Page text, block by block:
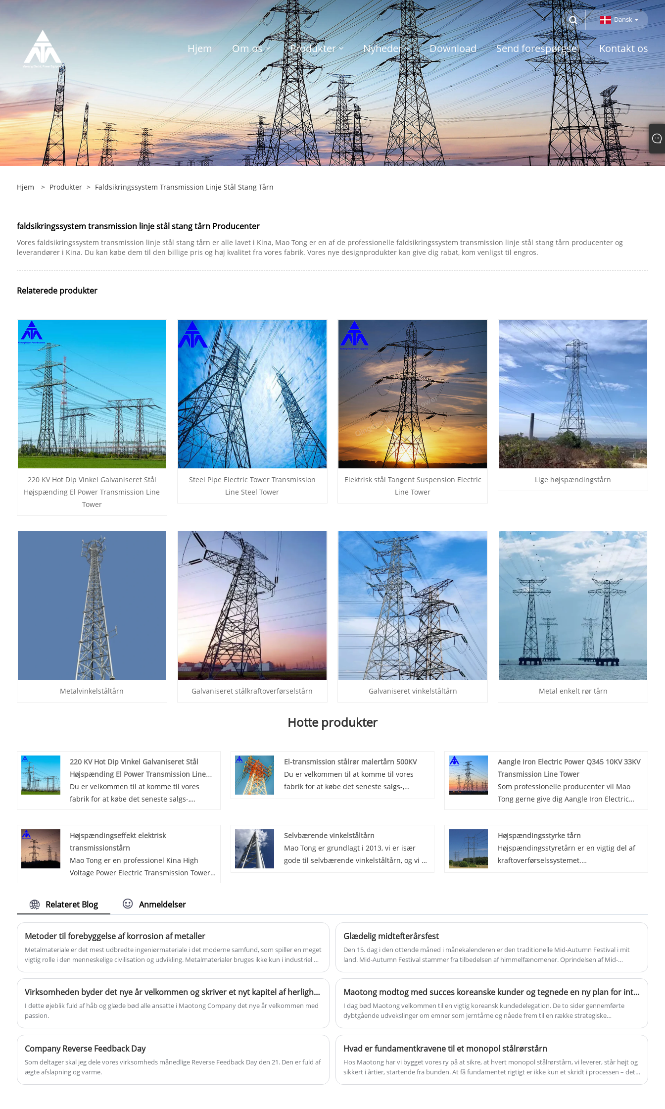
Dansk
Hjem Om os Produkter Nyheder Download Send forespørgsel Kontakt os
Hjem > Produkter > Faldsikringssystem Transmission Linje Stål Stang Tårn
faldsikringssystem transmission linje stål stang tårn Producenter
Vores faldsikringssystem transmission linje stål stang tårn er alle lavet i Kina, Mao Tong er en af ​​de professionelle faldsikringssystem transmission linje stål stang tårn producenter og
leverandører i Kina. Du kan købe dem til den billige pris og høj kvalitet fra vores fabrik. Vores nye designprodukter kan give dig rabat, kom venligst til engros.
Relaterede produkter
220 KV Hot Dip Vinkel Galvaniseret Stål
Højspænding El Power Transmission Line
Tower
Steel Pipe Electric Tower Transmission
Line Steel Tower
Elektrisk stål Tangent Suspension Electric
Line Tower
Lige højspændingstårn
Metalvinkelståltårn Galvaniseret stålkraftoverførselstårn Galvaniseret vinkelståltårn Metal enkelt rør tårn
Hotte produkter
220 KV Hot Dip Vinkel Galvaniseret Stål
Højspænding El Power Transmission Line
Tower
Du er velkommen til at komme til vores
fabrik for at købe det seneste salgs-,
Power Transmission Line Tower, Mao Tong
ser frem til at samarbejde med dig. Mao
Tong bruger aktivt videnskabelige og
tekniske midler til at sikre produktkvalitet
El-transmission stålrør malertårn 500KV
Du er velkommen til at komme til vores
fabrik for at købe det seneste salgs-,
dig. Vi har kunder fra både
hjemmemarkedet og oversøiske marked.
Aangle Iron Electric Power Q345 10KV 33KV
Transmission Line Tower
Som professionelle producenter vil Mao
Tong gerne give dig Aangle Iron Electric
eftersalgsservice og rettidig levering.
Funktioner:
1. Forskellige tårne ​​er rumramme struktur.
råbolt.
praktisk til transport og
konstruktionsopførelse.
4. Vi sætter fodsøm på det ene af
bygningsarbejderne at klatre op på tårnet
til drift
Transmissionsvinkel Jernlinjetårn trekantet
gittermast grundlæggende oplysninger om
ståltårnets nøglespecifikationer/særlige
funktioner: applikationer: velegnet til alle
former for indendørs og udendørs
arbejdspladser også elektrisk kraft,
Højspændingseffekt elektrisk
transmissionstårn
Mao Tong er en professionel Kina High
Voltage Power Electric Transmission Tower
efter det bedste High Voltage Power Electric
Transmission Tower med lav pris, så kontakt
os nu!
Selvbærende vinkelståltårn
Mao Tong er grundlagt i 2013, vi er især
gode til selvbærende vinkelståltårn, og vi er
telekommunikation, eltransmission og
endda meteorologiske observationer.
Konstrueret primært af vinkelstål, er disse
tårne ​​kendt for deres exceptionelle styrke-
til-vægt-forhold og evne til at modstå
barske miljøforhold, herunder kraftig vind,
kraftigt snefald og seismiske aktiviteter.
Højspændingsstyrke tårn
Højspændingsstyretårn er en vigtig del af
kraftoverførselssystemet.
til forskellige regioner.
Relateret Blog Anmeldelser
Metoder til forebyggelse af korrosion af metaller
Metalmateriale er det mest udbredte ingeniørmateriale i det moderne samfund, som spiller en meget
vigtig rolle i den menneskelige civilisation og udvikling. Metalmaterialer bruges ikke kun i industriel og
bruges hele tiden.
Glædelig midtefterårsfest
Den 15. dag i den ottende måned i månekalenderen er den traditionelle Mid-Autumn Festival i mit
land. Mid-Autumn Festival stammer fra tilbedelsen af ​​himmelfænomener. Oprindelsen af ​​Mid-
Virksomheden byder det nye år velkommen og skriver et nyt kapitel af herlighed
I dette øjeblik fuld af håb og glæde bød alle ansatte i Maotong Company det nye år velkommen med
passion.
Maotong modtog med succes koreanske kunder og tegnede en ny plan for internationalt samarbejde
I dag bød Maotong velkommen til en vigtig koreansk kundedelegation. De to sider gennemførte
dybtgående udvekslinger om emner som jerntårne ​​og nåede frem til en række strategiske
internationale marked, men markerede også, at samarbejdet mellem kinesiske og koreanske
virksomheder inden for high-end fremstilling er trådt ind i en ny fase.
Company Reverse Feedback Day
Som deltager skal jeg dele vores virksomheds månedlige Reverse Feedback Day den 21. Den er fuld af
ægte afslapning og varme.
Hvad er fundamentkravene til et monopol stålrørstårn
Hos Maotong har vi bygget vores ry på at sikre, at hvert monopol stålrørstårn, vi leverer, står højt og
sikkert i årtier, startende fra bunden. At få fundamentet rigtigt er ikke kun et skridt i processen – det